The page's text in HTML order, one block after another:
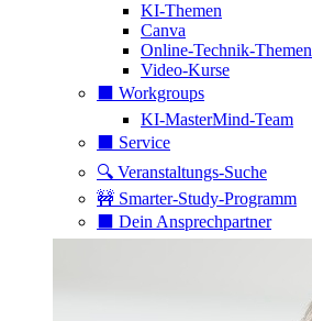
KI-Themen
Canva
Online-Technik-Themen
Video-Kurse
⬛️ Workgroups
KI-MasterMind-Team
⬛️ Service
🔍 Veranstaltungs-Suche
🚧 Smarter-Study-Programm
⬛️ Dein Ansprechpartner